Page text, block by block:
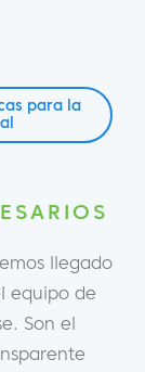
para la
llegado
equipo de
Son el